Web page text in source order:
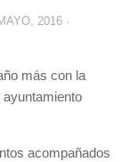
2016 ·
más con la
ayuntamiento
acompañados